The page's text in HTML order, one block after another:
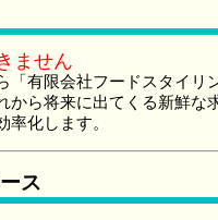
ません
「有限会社フードスタイリ
ら将来に出てくる新鮮な
率化します。
ス